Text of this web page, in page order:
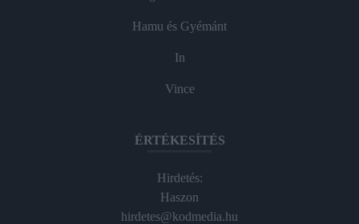
Hamu és Gyémánt
In
Vince
ÉRTÉKESÍTÉS
Hirdetés:
Haszon
hirdetes@kodmedia.hu